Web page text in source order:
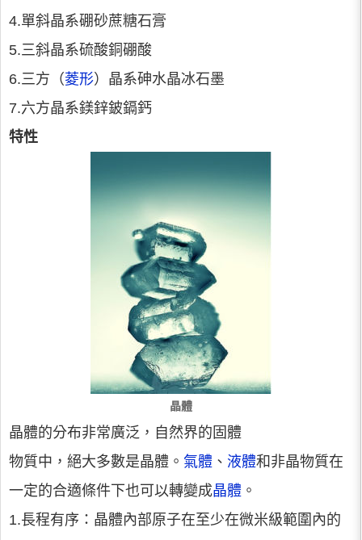
4.單斜晶系硼砂蔗糖石膏
5.三斜晶系硫酸銅硼酸
6.三方（菱形）晶系砷水晶冰石墨
7.六方晶系鎂鋅鈹鎘鈣
特性
晶體
晶體的分布非常廣泛，自然界的固體
物質中，絕大多數是晶體。 氣體 、 液體和非晶物質在
一定的合適條件下也可以轉變成晶體 。
1.長程有序：晶體內部原子在至少在微米級範圍內的